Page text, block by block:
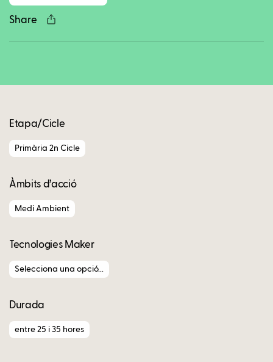
Share
Etapa/Cicle
Primària 2n Cicle
Àmbits d’acció
Medi Ambient
Tecnologies Maker
Selecciona una opció...
Durada
entre 25 i 35 hores